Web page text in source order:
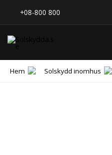
+08-800 800
Hem Solskydd inomhus